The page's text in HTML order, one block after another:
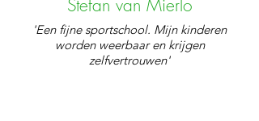
Stefan van Mierlo
'Een fijne sportschool. Mijn kinderen
worden weerbaar en krijgen
zelfvertrouwen'